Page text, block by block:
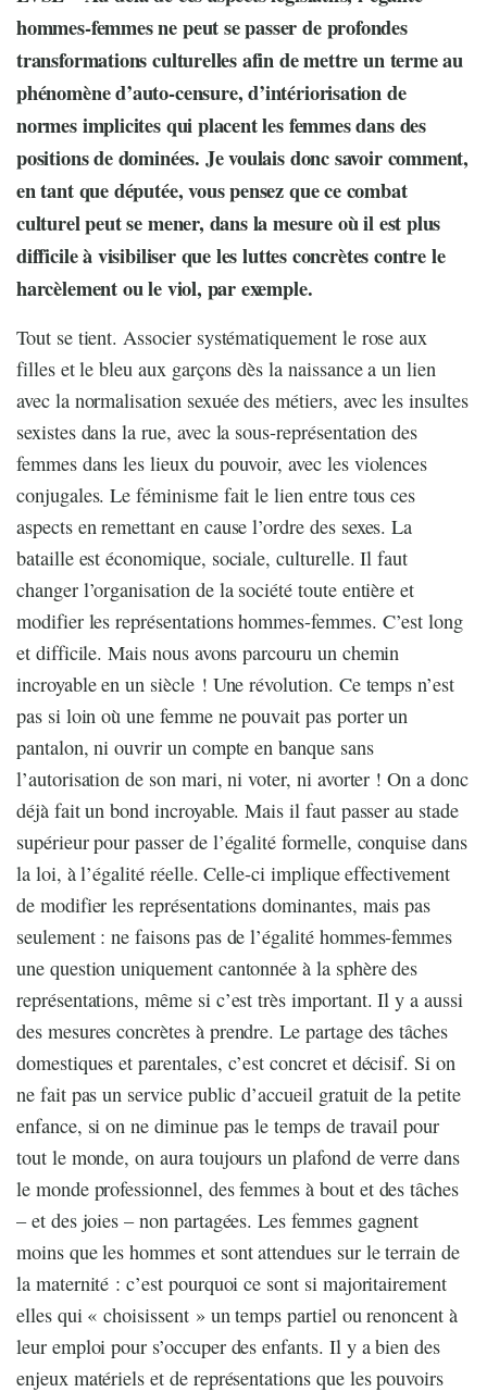
hommes-femmes ne peut se passer de profondes
transformations culturelles afin de mettre un terme au
phénomène d’auto-censure, d’intériorisation de
normes implicites qui placent les femmes dans des
positions de dominées. Je voulais donc savoir comment,
en tant que députée, vous pensez que ce combat
culturel peut se mener, dans la mesure où il est plus
difficile à visibiliser que les luttes concrètes contre le
harcèlement ou le viol, par exemple.
Tout se tient. Associer systématiquement le rose aux
filles et le bleu aux garçons dès la naissance a un lien
avec la normalisation sexuée des métiers, avec les insultes
sexistes dans la rue, avec la sous-représentation des
femmes dans les lieux du pouvoir, avec les violences
conjugales. Le féminisme fait le lien entre tous ces
aspects en remettant en cause l’ordre des sexes. La
bataille est économique, sociale, culturelle. Il faut
changer l’organisation de la société toute entière et
modifier les représentations hommes-femmes. C’est long
et difficile. Mais nous avons parcouru un chemin
incroyable en un siècle ! Une révolution. Ce temps n’est
pas si loin où une femme ne pouvait pas porter un
pantalon, ni ouvrir un compte en banque sans
l’autorisation de son mari, ni voter, ni avorter ! On a donc
déjà fait un bond incroyable. Mais il faut passer au stade
supérieur pour passer de l’égalité formelle, conquise dans
la loi, à l’égalité réelle. Celle-ci implique effectivement
de modifier les représentations dominantes, mais pas
seulement : ne faisons pas de l’égalité hommes-femmes
une question uniquement cantonnée à la sphère des
représentations, même si c’est très important. Il y a aussi
des mesures concrètes à prendre. Le partage des tâches
domestiques et parentales, c’est concret et décisif. Si on
ne fait pas un service public d’accueil gratuit de la petite
enfance, si on ne diminue pas le temps de travail pour
tout le monde, on aura toujours un plafond de verre dans
le monde professionnel, des femmes à bout et des tâches
– et des joies – non partagées. Les femmes gagnent
moins que les hommes et sont attendues sur le terrain de
la maternité : c’est pourquoi ce sont si majoritairement
elles qui « choisissent » un temps partiel ou renoncent à
leur emploi pour s’occuper des enfants. Il y a bien des
enjeux matériels et de représentations que les pouvoirs